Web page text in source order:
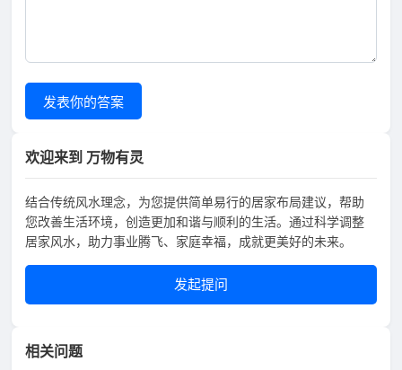
发表你的答案
欢迎来到 万物有灵
结合传统风水理念，为您提供简单易行的居家布局建议，帮助
您改善生活环境，创造更加和谐与顺利的生活。通过科学调整
居家风水，助力事业腾飞、家庭幸福，成就更美好的未来。
发起提问
相关问题